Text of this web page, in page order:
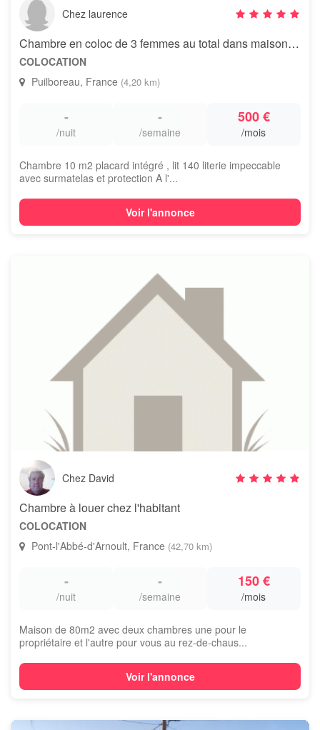
Chez laurence
Chambre en coloc de 3 femmes au total dans maison puilboreau
COLOCATION
Puilboreau, France (4,20 km)
-
/nuit
-
/semaine
500 €
/mois
Chambre 10 m2 placard intégré , lit 140 literie impeccable
avec surmatelas et protection A l'...
Voir l'annonce
Chez David
Chambre à louer chez l'habitant
COLOCATION
Pont-l'Abbé-d'Arnoult, France (42,70 km)
-
/nuit
-
/semaine
150 €
/mois
Maison de 80m2 avec deux chambres une pour le
propriétaire et l'autre pour vous au rez-de-chaus...
Voir l'annonce